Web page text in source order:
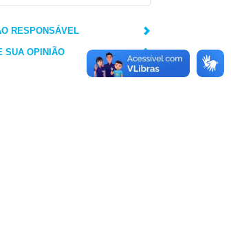
RESPONSÁVEL
SUA OPINIÃO